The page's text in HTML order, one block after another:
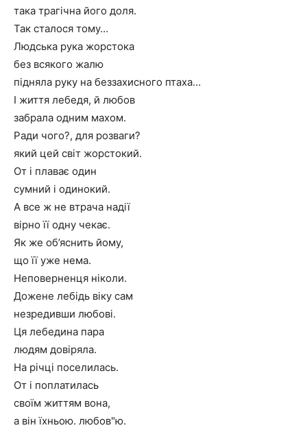
така трагічна його доля.
Так сталося тому…
Людська рука жорстока
без всякого жалю
підняла руку на беззахисного птаха…
І життя лебедя, й любов
забрала одним махом.
Ради чого?, для розваги?
який цей світ жорстокий.
От і плаває один
сумний і одинокий.
А все ж не втрача надії
вірно її одну чекає.
Як же об’яснить йому,
що її уже нема.
Неповерненця ніколи.
Дожене лебідь віку сам
незредивши любові.
Ця лебедина пара
людям довіряла.
На річці поселилась.
От і поплатилась
своїм життям вона,
а він їхньою. любов"ю.